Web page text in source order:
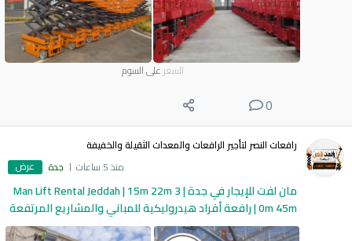
السعر على السوم
0
رافعات النصر لتأجير الرافعات والمعدات الثقيلة والخفيفة
منذ 5 ساعات
جدة عرض
مان لفت للإيجار في جدة | Man Lift Rental Jeddah | 15m 22m 3
0m 45m | رافعة أفراد هيدروليكية للمباني والمشاريع المرتفعة